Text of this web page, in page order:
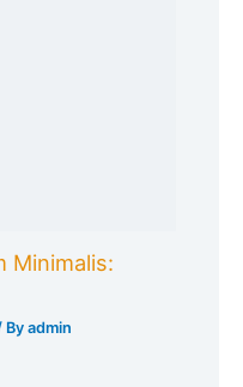
Minimalis:
Byadmin